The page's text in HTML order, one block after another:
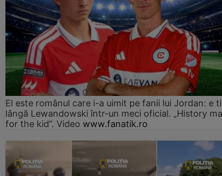
El este românul care i-a uimit pe fanii lui Jordan: e
lângă Lewandowski într-un meci oficial. „History
for the kid”. Video www.fanatik.ro